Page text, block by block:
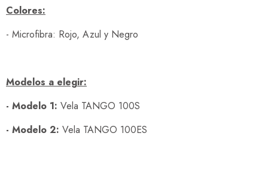
Colores:
- Microfibra: Rojo, Azul y Negro
Modelos a elegir:
- Modelo 1: Vela TANGO 100S
- Modelo 2: Vela TANGO 100ES